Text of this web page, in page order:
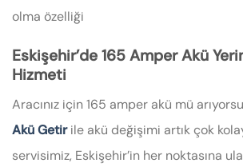
olma özelliği
Eskişehir’de 165 Amper Akü
Hizmeti
Aracınız için 165 amper akü mü
Akü Getirile akü değişimi artık çok
servisimiz, Eskişehir’in her noktasına